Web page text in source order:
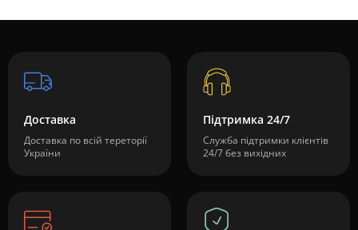
Доставка
Доставка по всій тереторії
України
Підтримка 24/7
Служба підтримки клієнтів
24/7 без вихідних